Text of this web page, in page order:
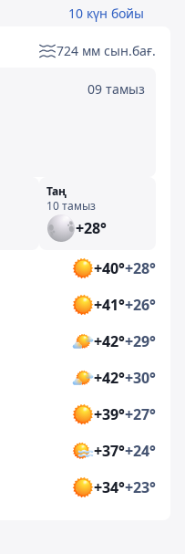
10 күн бойы
724 мм сын.бағ.
09 тамыз
Таң
10 тамыз
+28°
+40°+28°
+41°+26°
+42°+29°
+42°+30°
+39°+27°
+37°+24°
+34°+23°